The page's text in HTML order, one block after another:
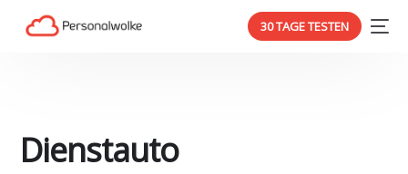
30 TAGE TESTEN
Dienstauto